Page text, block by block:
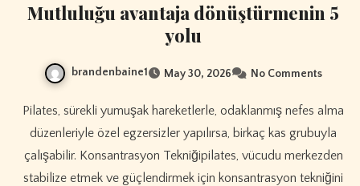
Mutluluğu avantaja dönüştürmenin 5
yolu
brandenbaine1 May 30, 2026 No Comments
Pilates, sürekli yumuşak hareketlerle, odaklanmış nefes alma
düzenleriyle özel egzersizler yapılırsa, birkaç kas grubuyla
çalışabilir. Konsantrasyon Tekniğipilates, vücudu merkezden
stabilize etmek ve güçlendirmek için konsantrasyon tekniğini